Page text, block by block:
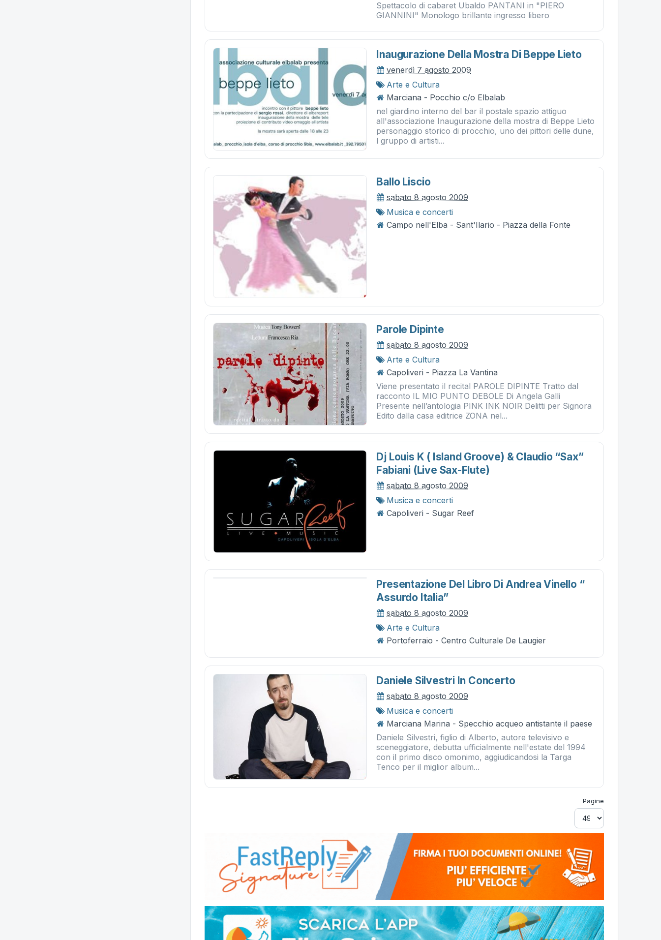
Spettacolo di cabaret Ubaldo PANTANI in "PIERO
GIANNINI" Monologo brillante ingresso libero
Inaugurazione Della Mostra Di Beppe Lieto
venerdì 7 agosto 2009
Arte e Cultura
Marciana - Pocchio c/o Elbalab
nel giardino interno del bar il postale spazio attiguo
all'associazione Inaugurazione della mostra di Beppe Lieto
personaggio storico di procchio, uno dei pittori delle dune,
l gruppo di artisti...
Ballo Liscio
sabato 8 agosto 2009
Musica e concerti
Campo nell'Elba - Sant'Ilario - Piazza della Fonte
Parole Dipinte
sabato 8 agosto 2009
Arte e Cultura
Capoliveri - Piazza La Vantina
Viene presentato il recital PAROLE DIPINTE Tratto dal
racconto IL MIO PUNTO DEBOLE Di Angela Galli
Presente nell’antologia PINK INK NOIR Delitti per Signora
Edito dalla casa editrice ZONA nel...
Dj Louis K ( Island Groove) & Claudio “sax”
Fabiani (live Sax-Flute)
sabato 8 agosto 2009
Musica e concerti
Capoliveri - Sugar Reef
Presentazione Del Libro Di Andrea Vinello “
Assurdo Italia”
sabato 8 agosto 2009
Arte e Cultura
Portoferraio - Centro Culturale De Laugier
Daniele Silvestri In Concerto
sabato 8 agosto 2009
Musica e concerti
Marciana Marina - Specchio acqueo antistante il paese
Daniele Silvestri, figlio di Alberto, autore televisivo e
sceneggiatore, debutta ufficialmente nell'estate del 1994
con il primo disco omonimo, aggiudicandosi la Targa
Tenco per il miglior album...
Pagine